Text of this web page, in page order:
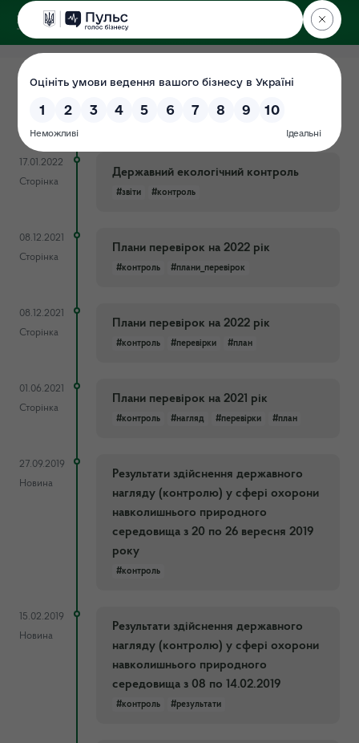
ДЕРЖЕКОІНСПЕКЦІЯ
07.02.2024
Сторінка
#контроль #план_перевірок
17.01.2022
Сторінка
Державний екологічний контроль
#звіти #контроль
08.12.2021
Сторінка
Плани перевірок на 2022 рік
#контроль #плани_перевірок
08.12.2021
Сторінка
Плани перевірок на 2022 рік
#контроль #перевірки #план
01.06.2021
Сторінка
Плани перевірок на 2021 рік
#контроль #нагляд #перевірки #план
27.09.2019
Новина
Результати здійснення державного
нагляду (контролю) у сфері охорони
навколишнього природного
середовища з 20 по 26 вересня 2019
року
#контроль
15.02.2019
Новина
Результати здійснення державного
нагляду (контролю) у сфері охорони
навколишнього природного
середовища з 08 по 14.02.2019
#контроль #результати